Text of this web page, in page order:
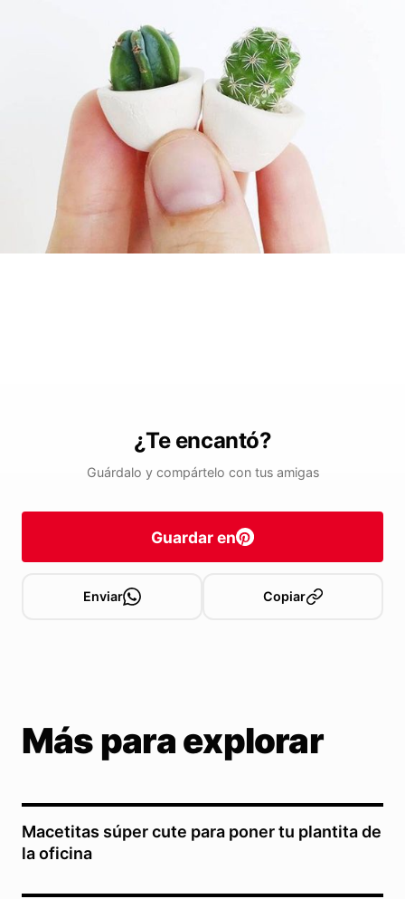
¿Te encantó?
Guárdalo y compártelo con tus amigas
Guardar en
Enviar Copiar
Más para explorar
Macetitas súper cute para poner tu plantita de
la oficina